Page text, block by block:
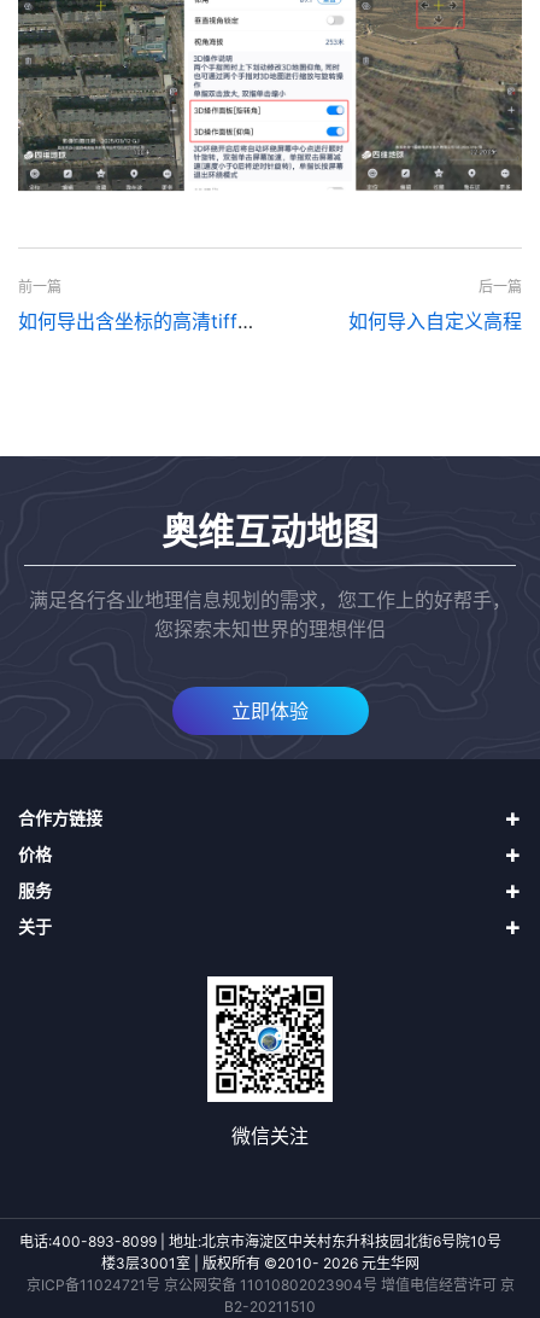
前一篇
如何导出含坐标的高清tiff影像图
后一篇
如何导入自定义高程
奥维互动地图
满足各行各业地理信息规划的需求，您工作上的好帮手，
您探索未知世界的理想伴侣
立即体验
合作方链接
四维地球（中国四维）
天地图
二十一世纪空间
价格
直接升级VIP
购买奥维币再用奥维币升级VIP
服务
使用帮助
关于
微信关注
电话:400-893-8099 | 地址:北京市海淀区中关村东升科技园北街6号院10号
楼3层3001室 | 版权所有 ©2010- 2026 元生华网
京ICP备11024721号 京公网安备 11010802023904号 增值电信经营许可 京
B2-20211510